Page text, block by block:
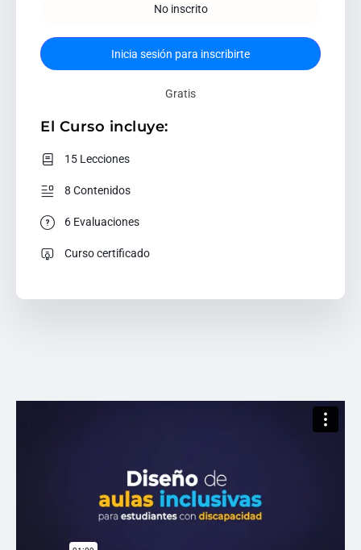
No inscrito
Inicia sesión para inscribirte
Gratis
El Curso incluye:
15 Lecciones
8 Contenidos
6 Evaluaciones
Curso certificado